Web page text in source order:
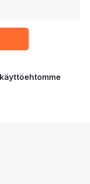
käyttöehtomme